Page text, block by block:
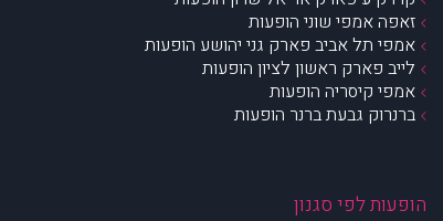
זאפה אמפי שוני הופעות
אמפי תל אביב פארק גני יהושע הופעות
לייב פארק ראשון לציון הופעות
אמפי קיסריה הופעות
ברנרוק גבעת ברנר הופעות
הופעות לפי סגנון